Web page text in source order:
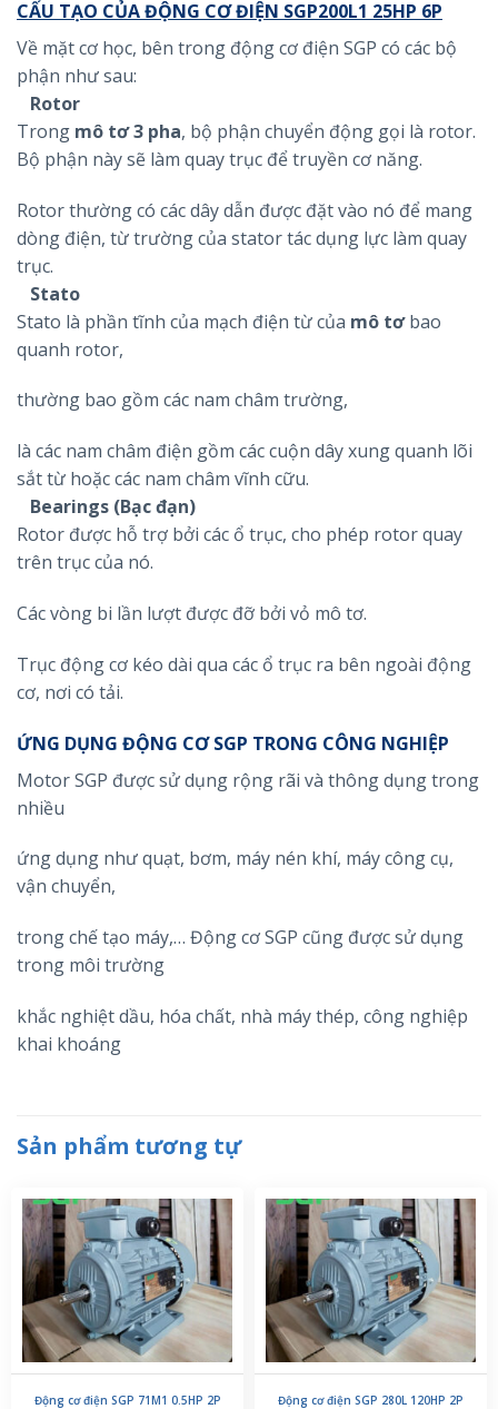
CẤU TẠO CỦA ĐỘNG CƠ ĐIỆN SGP200L1 25HP 6P
Về mặt cơ học, bên trong động cơ điện SGP có các bộ
phận như sau:
Rotor
Trong mô tơ 3 pha, bộ phận chuyển động gọi là rotor.
Bộ phận này sẽ làm quay trục để truyền cơ năng.
Rotor thường có các dây dẫn được đặt vào nó để mang
dòng điện, từ trường của stator tác dụng lực làm quay
trục.
Stato
Stato là phần tĩnh của mạch điện từ của mô tơbao
quanh rotor,
thường bao gồm các nam châm trường,
là các nam châm điện gồm các cuộn dây xung quanh lõi
sắt từ hoặc các nam châm vĩnh cữu.
Bearings (Bạc đạn)
Rotor được hỗ trợ bởi các ổ trục, cho phép rotor quay
trên trục của nó.
Các vòng bi lần lượt được đỡ bởi vỏ mô tơ.
Trục động cơ kéo dài qua các ổ trục ra bên ngoài động
cơ, nơi có tải.
ỨNG DỤNG ĐỘNG CƠ SGP TRONG CÔNG NGHIỆP
Motor SGP được sử dụng rộng rãi và thông dụng trong
nhiều
ứng dụng như quạt, bơm, máy nén khí, máy công cụ,
vận chuyển,
trong chế tạo máy,… Động cơ SGP cũng được sử dụng
trong môi trường
khắc nghiệt dầu, hóa chất, nhà máy thép, công nghiệp
khai khoáng
Sản phẩm tương tự
Động cơ điện SGP 71M1 0.5HP 2P Động cơ điện SGP 280L 120HP 2P